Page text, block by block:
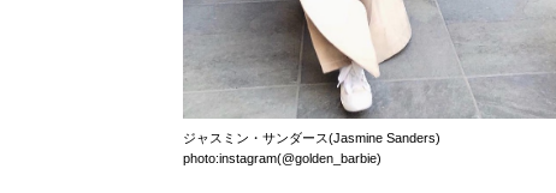
ジャスミン・サンダース(Jasmine Sanders)
photo:instagram(@golden_barbie)